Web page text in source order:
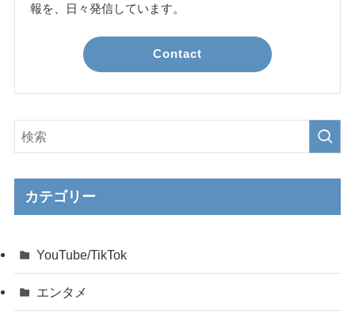
報を、日々発信しています。
Contact
カテゴリー
YouTube/TikTok
エンタメ